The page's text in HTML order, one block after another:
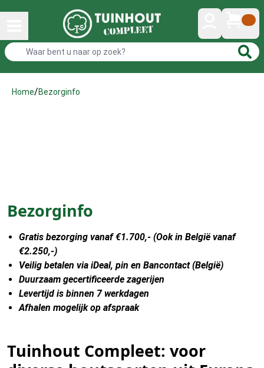
Home/Bezorginfo
Bezorginfo
Gratis bezorging vanaf €1.700,- (Ook in België vanaf
€2.250,-)
Veilig betalen via iDeal, pin en Bancontact (België)
Duurzaam gecertificeerde zagerijen
Levertijd is binnen 7 werkdagen
Afhalen mogelijk op afspraak
Tuinhout Compleet: voor